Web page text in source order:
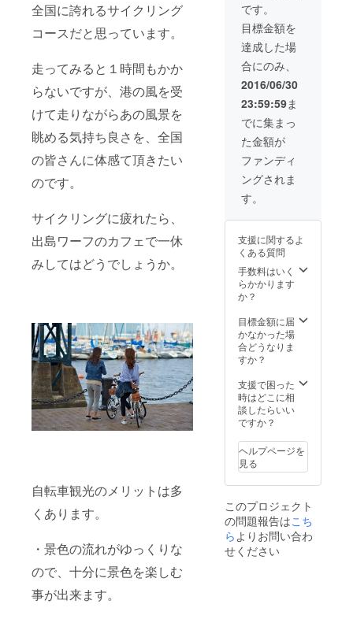
全国に誇れるサイクリング
コースだと思っています。
走ってみると１時間もかか
らないですが、港の風を受
けて走りながらあの風景を
眺める気持ち良さを、全国
の皆さんに体感て頂きたい
のです。
サイクリングに疲れたら、
出島ワーフのカフェで一休
みしてはどうでしょうか。
自転車観光のメリットは多
くあります。
・景色の流れがゆっくりな
ので、十分に景色を楽しむ
事が出来ます。
い合わ
せ先：
s.shimo
27@gm
ail.com
です。
目標金額を
達成した場
合にのみ、
2016/06/30
23:59:59ま
でに集まっ
た金額が
ファンディ
ングされま
す。
支援に関するよ
くある質問
手数料はいく
らかかります
か？
目標金額に届
かなかった場
合どうなりま
すか？
支援で困った
時はどこに相
談したらいい
ですか？
ヘルプページを
見る
このプロジェクト
の問題報告はこち
らよりお問い合わ
せください